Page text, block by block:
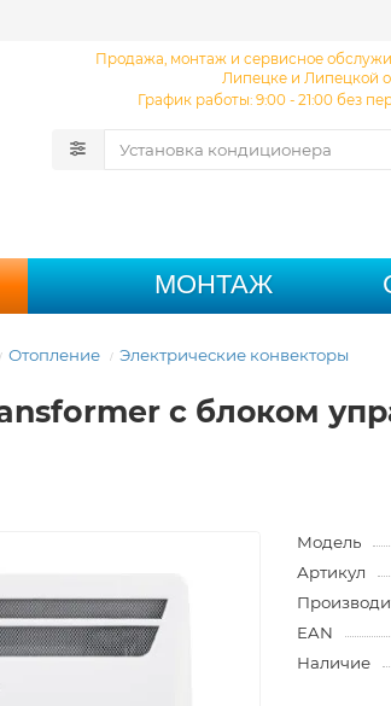
Продажа, монтаж и сервисное
Липецке и Липецкой
График работы: 9:00 - 21:00 без
МОНТАЖ
Отопление Электрические конвекторы
с блоком
Модель
Артикул
EAN
Наличие